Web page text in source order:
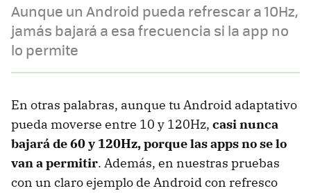
Aunque un Android pueda refrescar a 10Hz,
jamás bajará a esa frecuencia si la app no
lo permite
En otras palabras, aunque tu Android adaptativo
pueda moverse entre 10 y 120Hz, casi nunca
bajará de 60 y 120Hz, porque las apps no se lo
van a permitir. Además, en nuestras pruebas
con un claro ejemplo de Android con refresco